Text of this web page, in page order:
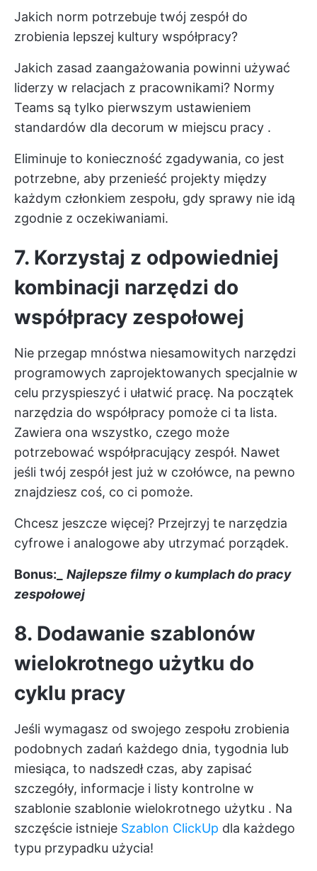
Jakich norm potrzebuje twój zespół do
zrobienia lepszej kultury współpracy?
Jakich zasad zaangażowania powinni używać
liderzy w relacjach z pracownikami? Normy
Teams są tylko pierwszym ustawieniem
standardów dla decorum w miejscu pracy .
Eliminuje to konieczność zgadywania, co jest
potrzebne, aby przenieść projekty między
każdym członkiem zespołu, gdy sprawy nie idą
zgodnie z oczekiwaniami.
7. Korzystaj z odpowiedniej
kombinacji narzędzi do
współpracy zespołowej
Nie przegap mnóstwa niesamowitych narzędzi
programowych zaprojektowanych specjalnie w
celu przyspieszyć i ułatwić pracę. Na początek
narzędzia do współpracy pomoże ci ta lista.
Zawiera ona wszystko, czego może
potrzebować współpracujący zespół. Nawet
jeśli twój zespół jest już w czołówce, na pewno
znajdziesz coś, co ci pomoże.
Chcesz jeszcze więcej? Przejrzyj te narzędzia
cyfrowe i analogowe aby utrzymać porządek.
Bonus:_
Najlepsze filmy o kumplach do pracy
zespołowej
8. Dodawanie szablonów
wielokrotnego użytku do
cyklu pracy
Jeśli wymagasz od swojego zespołu zrobienia
podobnych zadań każdego dnia, tygodnia lub
miesiąca, to nadszedł czas, aby zapisać
szczegóły, informacje i listy kontrolne w
szablonie szablonie wielokrotnego użytku . Na
szczęście istnieje Szablon ClickUp dla każdego
typu przypadku użycia!